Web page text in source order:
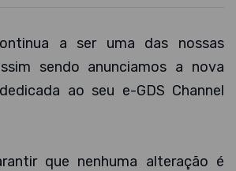
a ser uma das nossas
sendo anunciamos a nova
ao seu e-GDS Channel
que nenhuma alteração é